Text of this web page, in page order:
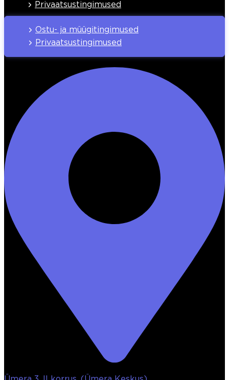
Privaatsustingimused
Ostu- ja müügitingimused
Privaatsustingimused